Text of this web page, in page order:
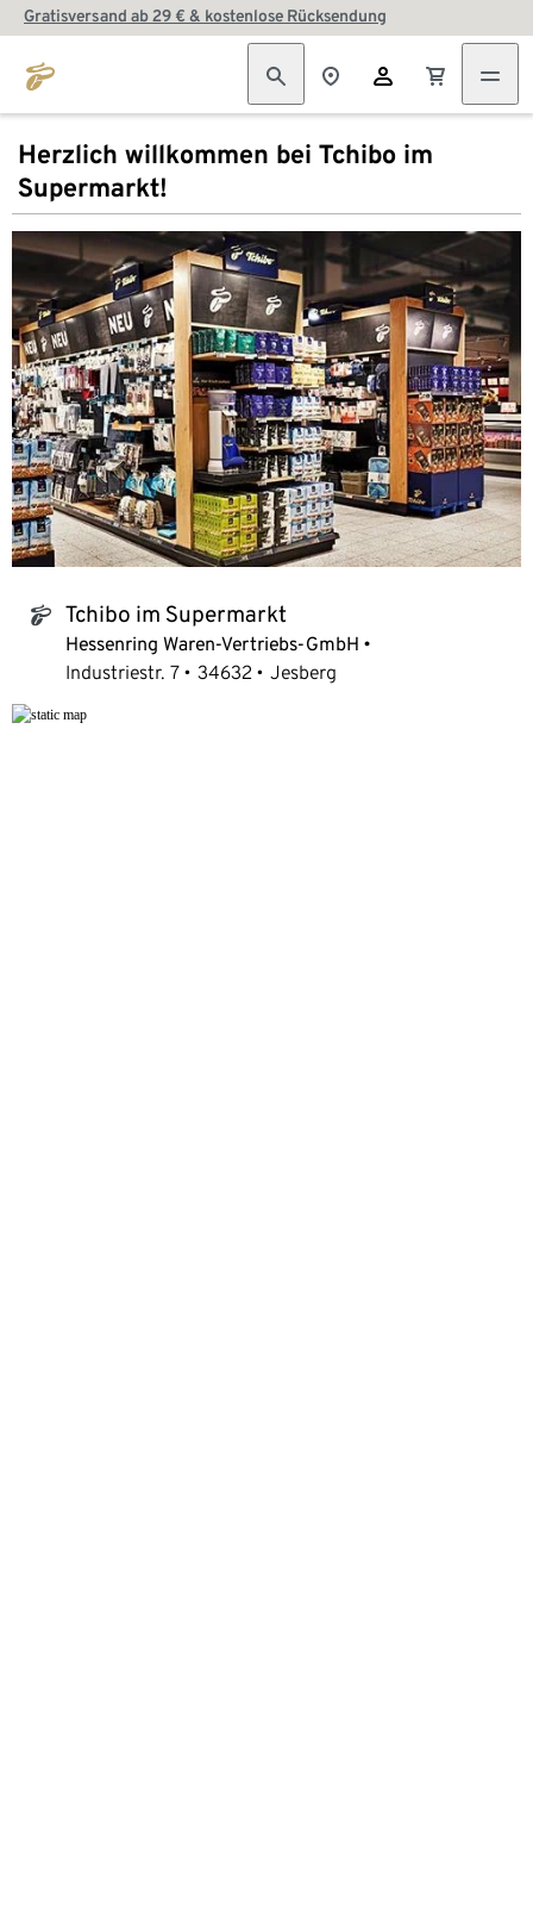
Gratisversand ab 29 € & kostenlose Rücksendung
Herzlich willkommen bei Tchibo im
Supermarkt!
tchibo_logo Tchibo im Supermarkt
Hessenring Waren-Vertriebs-GmbH
Industriestr. 7
34632 Jesberg